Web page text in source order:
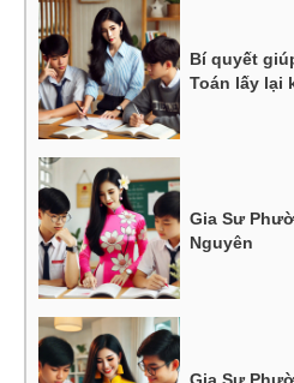
Bí quyết
Toán lấy lại
Gia Sư
Nguyên
Gia Sư